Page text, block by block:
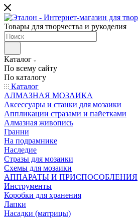
Товары для творчества и рукоделия
Каталог
По всему сайту
По каталогу
Каталог
АЛМАЗНАЯ МОЗАИКА
Аксессуары и станки для мозаики
Аппликации стразами и пайетками
Алмазная живопись
Гранни
На подрамнике
Наследие
Стразы для мозаики
Схемы для мозаики
АППАРАТЫ И ПРИСПОСОБЛЕНИЯ
Инструменты
Коробки для хранения
Лапки
Насадки (матрицы)